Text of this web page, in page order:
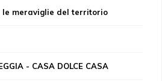
le meraviglie del territorio
- CASA DOLCE CASA